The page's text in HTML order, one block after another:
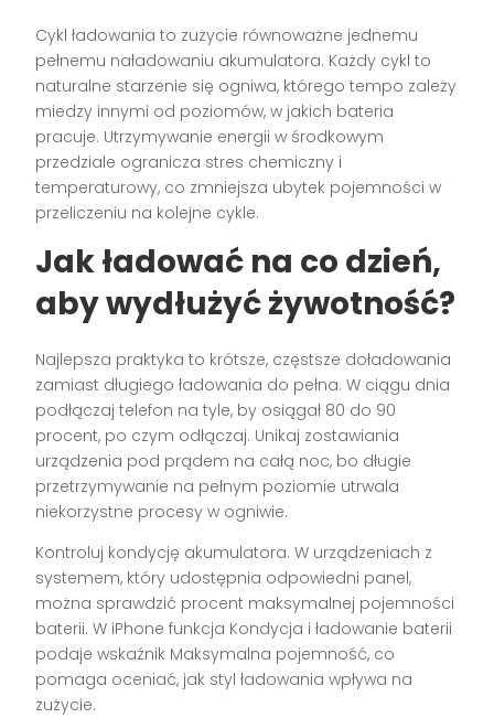
Cykl ładowania to zużycie równoważne jednemu
pełnemu naładowaniu akumulatora. Każdy cykl to
naturalne starzenie się ogniwa, którego tempo zależy
miedzy innymi od poziomów, w jakich bateria
pracuje. Utrzymywanie energii w środkowym
przedziale ogranicza stres chemiczny i
temperaturowy, co zmniejsza ubytek pojemności w
przeliczeniu na kolejne cykle.
Jak ładować na co dzień,
aby wydłużyć żywotność?
Najlepsza praktyka to krótsze, częstsze doładowania
zamiast długiego ładowania do pełna. W ciągu dnia
podłączaj telefon na tyle, by osiągał 80 do 90
procent, po czym odłączaj. Unikaj zostawiania
urządzenia pod prądem na całą noc, bo długie
przetrzymywanie na pełnym poziomie utrwala
niekorzystne procesy w ogniwie.
Kontroluj kondycję akumulatora. W urządzeniach z
systemem, który udostępnia odpowiedni panel,
można sprawdzić procent maksymalnej pojemności
baterii. W iPhone funkcja Kondycja i ładowanie baterii
podaje wskaźnik Maksymalna pojemność, co
pomaga oceniać, jak styl ładowania wpływa na
zużycie.